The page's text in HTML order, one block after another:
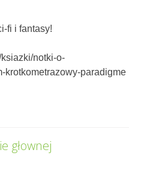
fi i fantasy!
notki-o-
krotkometrazowy-paradigme
głownej